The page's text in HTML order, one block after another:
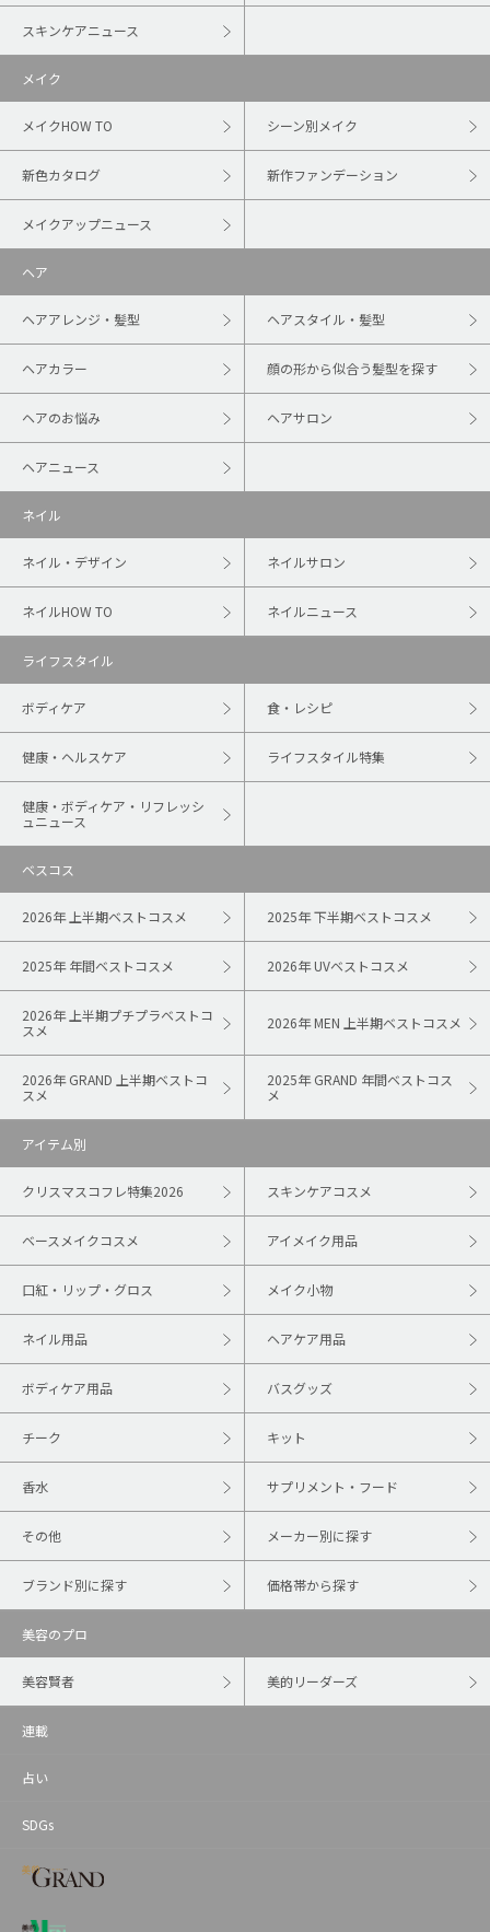
スキンケアニュース
メイク
メイクHOW TO シーン別メイク
新色カタログ 新作ファンデーション
メイクアップニュース
ヘア
ヘアアレンジ・髪型 ヘアスタイル・髪型
ヘアカラー 顔の形から似合う髪型を探す
ヘアのお悩み ヘアサロン
ヘアニュース
ネイル
ネイル・デザイン ネイルサロン
ネイルHOW TO ネイルニュース
ライフスタイル
ボディケア 食・レシピ
健康・ヘルスケア ライフスタイル特集
健康・ボディケア・リフレッシ
ュニュース
ベスコス
2026年 上半期ベストコスメ 2025年 下半期ベストコスメ
2025年 年間ベストコスメ 2026年 UVベストコスメ
2026年 上半期プチプラベストコ
スメ
2026年 MEN 上半期ベストコスメ
2026年 GRAND 上半期ベストコ
スメ
2025年 GRAND 年間ベストコス
メ
アイテム別
クリスマスコフレ特集2026 スキンケアコスメ
ベースメイクコスメ アイメイク用品
口紅・リップ・グロス メイク小物
ネイル用品 ヘアケア用品
ボディケア用品 バスグッズ
チーク キット
香水 サプリメント・フード
その他 メーカー別に探す
ブランド別に探す 価格帯から探す
美容のプロ
美容賢者 美的リーダーズ
連載
占い
SDGs